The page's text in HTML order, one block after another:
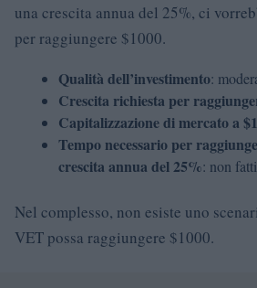
una crescita annua del 25%, ci
per raggiungere $1000.
Qualità dell’investimento:
Crescita richiesta per
Capitalizzazione di mercato a
Tempo necessario per
crescita annua del 25%: non
Nel complesso, non esiste uno
VET possa raggiungere $1000.